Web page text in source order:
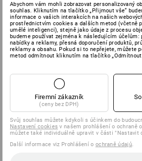
Abychom vám mohli zobrazovat personalizovaný
souhlas. Kliknutím na tlačítko „Přijmout vše“
informace o vašich interakcích na našich
prostřednictvím cookies a dalších metod (včetně
umělé inteligenci), stejně jako údaje z procesu
budeme používat zejména k následujícím účelům:
nabídky a reklamy, přesná doporučení produktů,
reklamy a obsahu. Pokud si to nepřejete, můžete
metod odmítnout kliknutím na tlačítko „Odmítnout
Firemní zákazník
(ceny bez DPH)
Svůj souhlas můžete kdykoli s účinkem do
Nastavení cookies v našem prohlášení o ochraně
můžete také individuálně upravit v části "Nastavit
Další informace viz Prohlášení o ochraně údajů.